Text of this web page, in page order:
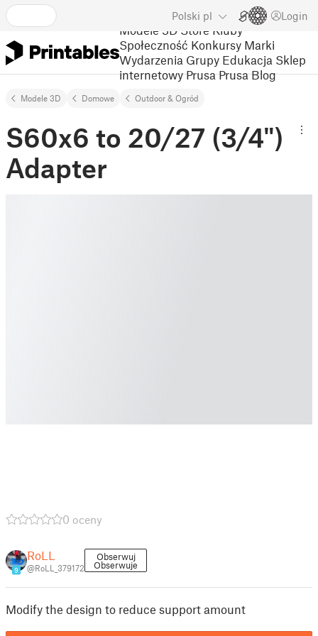
Polski pl Login
Modele 3D Store Kluby
Społeczność Konkursy Marki
Wydarzenia Grupy Edukacja Sklep
internetowy Prusa Prusa Blog
Modele 3D Domowe Outdoor & Ogród
S60x6 to 20/27 (3/4")
Adapter
0 oceny
9
RoLL
@RoLL_379172
Obserwuj
Obserwuje
Modify the design to reduce support amount